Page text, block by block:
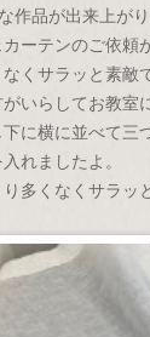
作品が出来上がり
ーテンのご依頼
なくサラッと素敵
いらしてお教室
に横に並べて三
れましたよ。
多くなくサラッ